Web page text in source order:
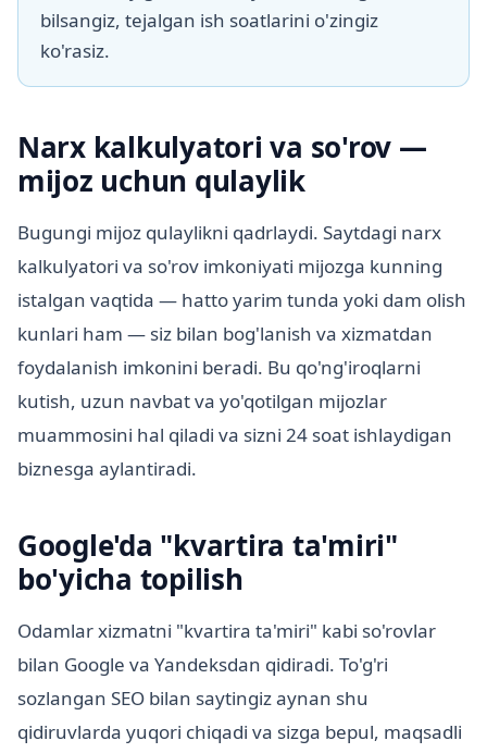
bilsangiz, tejalgan ish soatlarini o'zingiz
ko'rasiz.
Narx kalkulyatori va so'rov —
mijoz uchun qulaylik
Bugungi mijoz qulaylikni qadrlaydi. Saytdagi narx
kalkulyatori va so'rov imkoniyati mijozga kunning
istalgan vaqtida — hatto yarim tunda yoki dam olish
kunlari ham — siz bilan bog'lanish va xizmatdan
foydalanish imkonini beradi. Bu qo'ng'iroqlarni
kutish, uzun navbat va yo'qotilgan mijozlar
muammosini hal qiladi va sizni 24 soat ishlaydigan
biznesga aylantiradi.
Google'da "kvartira ta'miri"
bo'yicha topilish
Odamlar xizmatni "kvartira ta'miri" kabi so'rovlar
bilan Google va Yandeksdan qidiradi. To'g'ri
sozlangan SEO bilan saytingiz aynan shu
qidiruvlarda yuqori chiqadi va sizga bepul, maqsadli